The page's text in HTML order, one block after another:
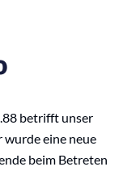
betrifft unser
wurde eine neue
beim Betreten